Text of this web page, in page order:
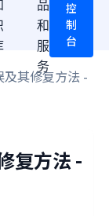
品
和
服
务
控
制
台
其修复方法 -
复方法 -